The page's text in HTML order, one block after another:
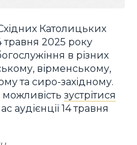
Католицьких
травня 2025 року
в різних
вірменському,
та сиро-західному.
зустрітися
аудієнції 14 травня